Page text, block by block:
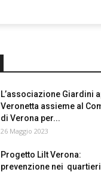
L’associazione Giardini
Veronetta assieme al
di Verona per...
26 Maggio 2023
Progetto Lilt Verona:
prevenzione nei